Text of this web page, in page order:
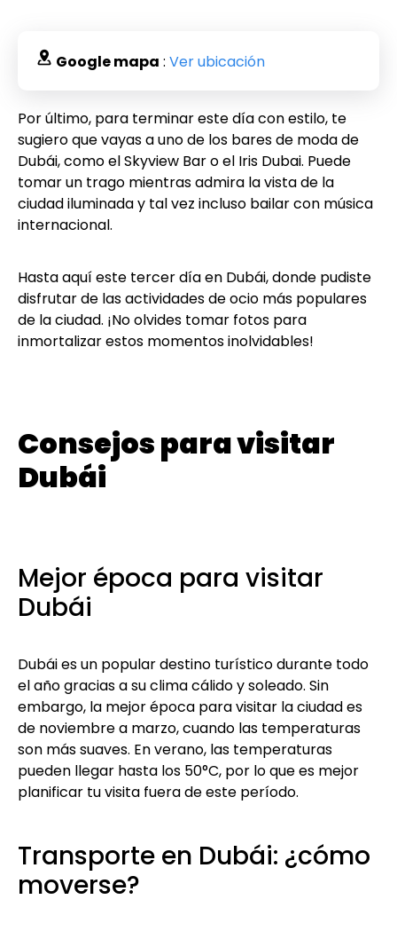
Google mapa : Ver ubicación
Por último, para terminar este día con estilo, te
sugiero que vayas a uno de los bares de moda de
Dubái, como el Skyview Bar o el Iris Dubai. Puede
tomar un trago mientras admira la vista de la
ciudad iluminada y tal vez incluso bailar con música
internacional.
Hasta aquí este tercer día en Dubái, donde pudiste
disfrutar de las actividades de ocio más populares
de la ciudad. ¡No olvides tomar fotos para
inmortalizar estos momentos inolvidables!
Consejos para visitar
Dubái
Mejor época para visitar
Dubái
Dubái es un popular destino turístico durante todo
el año gracias a su clima cálido y soleado. Sin
embargo, la mejor época para visitar la ciudad es
de noviembre a marzo, cuando las temperaturas
son más suaves. En verano, las temperaturas
pueden llegar hasta los 50°C, por lo que es mejor
planificar tu visita fuera de este período.
Transporte en Dubái: ¿cómo
moverse?